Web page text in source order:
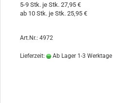
5-9 Stk. je Stk. 27,95 €
ab 10 Stk. je Stk. 25,95 €
Art.Nr.: 4972
Lieferzeit: Ab Lager 1-3 Werktage